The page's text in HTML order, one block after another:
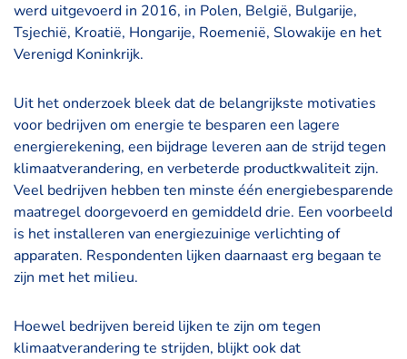
werd uitgevoerd in 2016, in Polen, België, Bulgarije,
Tsjechië, Kroatië, Hongarije, Roemenië, Slowakije en het
Verenigd Koninkrijk.
Uit het onderzoek bleek dat de belangrijkste motivaties
voor bedrijven om energie te besparen een lagere
energierekening, een bijdrage leveren aan de strijd tegen
klimaatverandering, en verbeterde productkwaliteit zijn.
Veel bedrijven hebben ten minste één energiebesparende
maatregel doorgevoerd en gemiddeld drie. Een voorbeeld
is het installeren van energiezuinige verlichting of
apparaten. Respondenten lijken daarnaast erg begaan te
zijn met het milieu.
Hoewel bedrijven bereid lijken te zijn om tegen
klimaatverandering te strijden, blijkt ook dat